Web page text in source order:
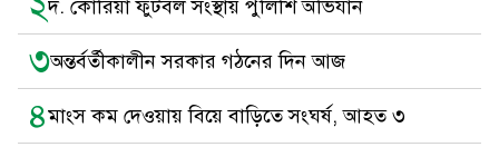
দ. কোরিয়া ফুটবল সংস্থায় পুলিশি অভিযান
৩অন্তর্বর্তীকালীন সরকার গঠনের দিন আজ
৪মাংস কম দেওয়ায় বিয়ে বাড়িতে সংঘর্ষ, আহত ৩